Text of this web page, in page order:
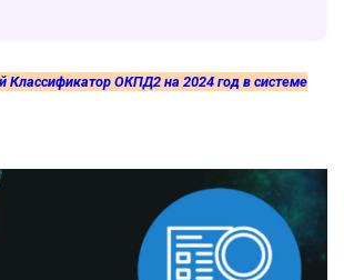
Классификатор ОКПД2 на 2024 год в системе